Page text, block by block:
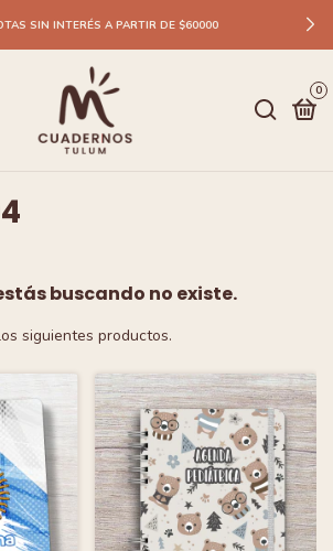
SIN INTERÉS A PARTIR DE $60000
0
buscando no existe.
siguientes productos.